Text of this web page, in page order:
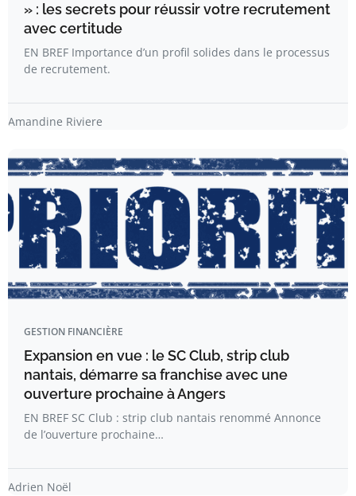
» : les secrets pour réussir votre recrutement
avec certitude
EN BREF Importance d’un profil solides dans le processus
de recrutement.
Amandine Riviere
GESTION FINANCIÈRE
Expansion en vue : le SC Club, strip club
nantais, démarre sa franchise avec une
ouverture prochaine à Angers
EN BREF SC Club : strip club nantais renommé Annonce
de l’ouverture prochaine…
Adrien Noël